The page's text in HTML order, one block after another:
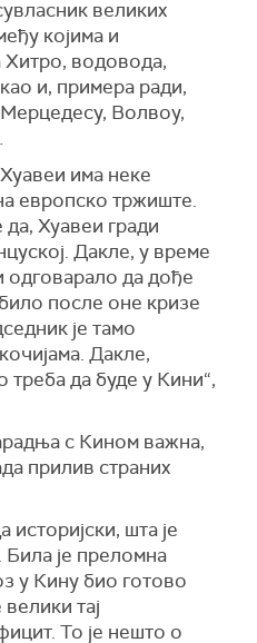
великих
којима и
Хитро, водовода,
и, примера ради,
Волвоу,
има неке
европско тржиште.
Хуавеи гради
Дакле, у време
одговарало да дође
после оне кризе
је тамо
Дакле,
треба да буде у Кини“,
с Кином важна,
прилив страних
историјски, шта је
је преломна
у Кину био готово
тај
То је нешто о